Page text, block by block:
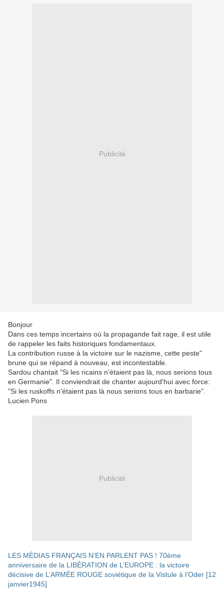
Publicité
Bonjour
Dans ces temps incertains où la propagande fait rage, il est utile
de rappeler les faits historiques fondamentaux.
La contribution russe à la victoire sur le nazisme, cette peste"
brune qui se répand à nouveau, est incontestable.
Sardou chantait "Si les ricains n'étaient pas là, nous serions tous
en Germanie". Il conviendrait de chanter aujourd'hui avec force:
"Si les ruskoffs n'étaient pas là nous serions tous en barbarie".
Lucien Pons
Publicité
LES MÉDIAS FRANÇAIS N’EN PARLENT PAS ! 70ème
anniversaire de la LIBÉRATION de L’EUROPE : la victoire
décisive de L’ARMÉE ROUGE soviétique de la Vistule à l’Oder [12
janvier1945]